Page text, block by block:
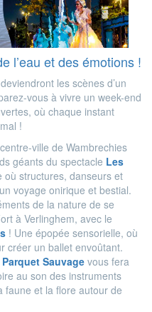
l’eau et des émotions !
les scènes d’un
vous à vivre un week-end
où chaque instant
!
ville de Wambrechies
géants du spectacle Les
où structures, danseurs et
voyage onirique et bestial.
de la nature de se
à Verlinghem, avec le
! Une épopée sensorielle, où
créer un ballet envoûtant.
Parquet Sauvage vous fera
au son des instruments
faune et la flore autour de